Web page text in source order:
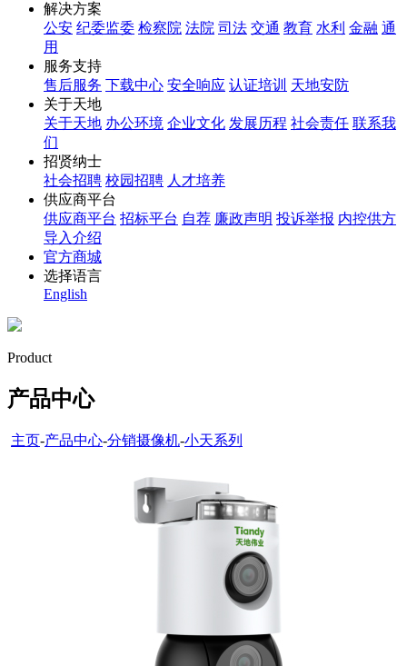
解决方案
公安 纪委监委 检察院 法院 司法 交通 教育 水利 金融 通
用
服务支持
售后服务 下载中心 安全响应 认证培训 天地安防
关于天地
关于天地 办公环境 企业文化 发展历程 社会责任 联系我
们
招贤纳士
社会招聘 校园招聘 人才培养
供应商平台
供应商平台 招标平台 自荐 廉政声明 投诉举报 内控供方
导入介绍
官方商城
选择语言
English
Product
产品中心
主页-产品中心-分销摄像机-小天系列